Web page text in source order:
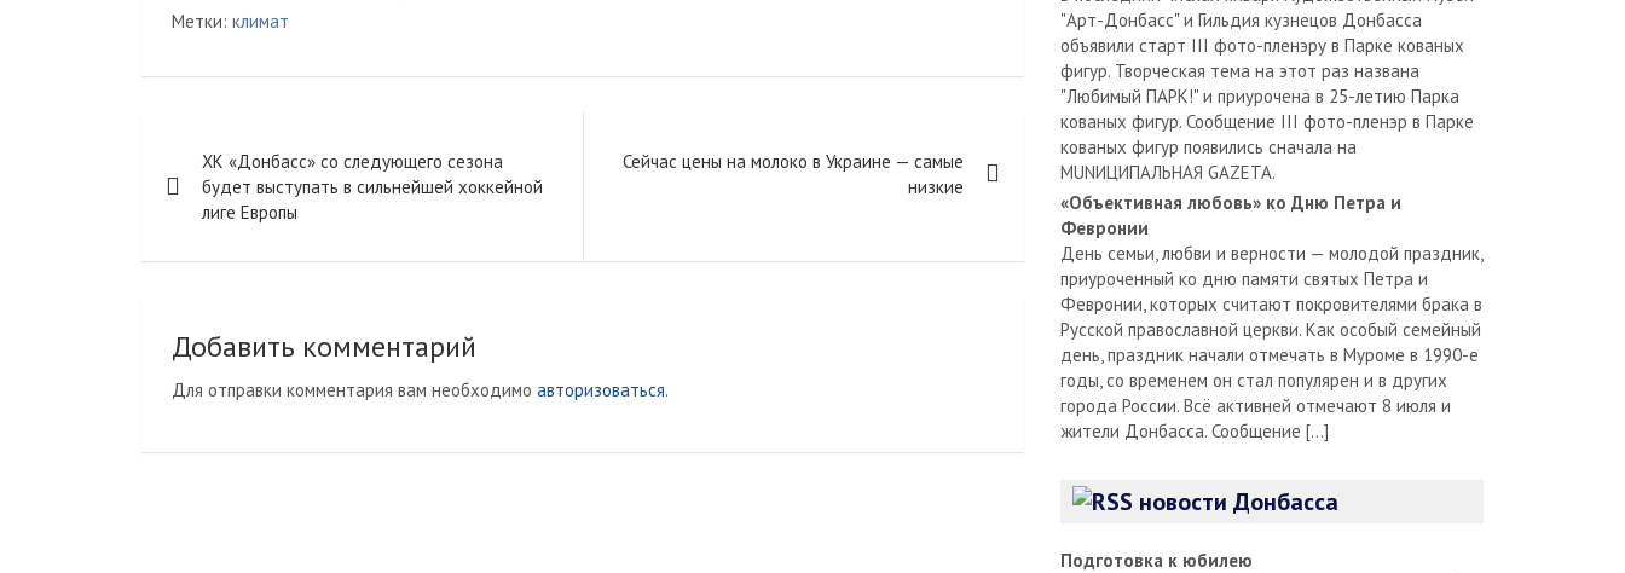
l
g
m
n
k
s
s
i
.
J
r
n
l
а
т
ь
Метки: климат
по
записям
ХК «Донбасс» со следующего сезона
будет выступать в сильнейшей хоккейной
лиге Европы
Сейчас цены на молоко в Украине — самые
низкие
Добавить комментарий
Для отправки комментария вам необходимо авторизоваться.
"Арт-Донбасс" и Гильдия кузнецов Донбасса
объявили старт III фото-пленэру в Парке кованых
фигур. Творческая тема на этот раз названа
"Любимый ПАРК!" и приурочена в 25-летию Парка
кованых фигур. Сообщение III фото-пленэр в Парке
кованых фигур появились сначала на
MUNИЦИПАЛЬНАЯ GAZЕТА.
«Объективная любовь» ко Дню Петра и
Февронии
День семьи, любви и верности — молодой праздник,
приуроченный ко дню памяти святых Петра и
Февронии, которых считают покровителями брака в
Русской православной церкви. Как особый семейный
день, праздник начали отмечать в Муроме в 1990-е
годы, со временем он стал популярен и в других
города России. Всё активней отмечают 8 июля и
жители Донбасса. Сообщение […]
новости Донбасса
Подготовка к юбилею